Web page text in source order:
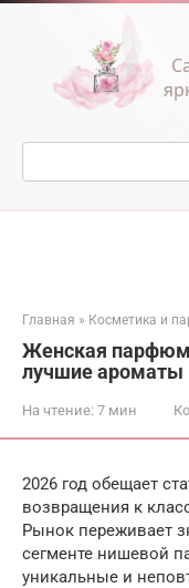
Перейти
Поиск:
Главная » Косметика и
Женская
лучшие ароматы
На чтение: 7 мин
2026 год обещает
возвращения к
Рынок переживает
сегменте нишевой
уникальные и